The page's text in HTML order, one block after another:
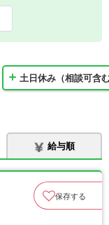
土日休み（相談可含
給与順
保存する